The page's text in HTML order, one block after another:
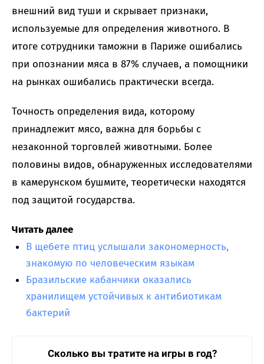
внешний вид туши и скрывает признаки,
используемые для определения животного. В
итоге сотрудники таможни в Париже ошибались
при опознании мяса в 87% случаев, а помощники
на рынках ошибались практически всегда.
Точность определения вида, которому
принадлежит мясо, важна для борьбы с
незаконной торговлей животными. Более
половины видов, обнаруженных исследователями
в камерунском бушмите, теоретически находятся
под защитой государства.
Читать далее
В щебете птиц услышали закономерность,
знакомую по человеческим языкам
Бразильские кабанчики оказались
хранилищем устойчивых к антибиотикам
бактерий
Сколько вы тратите на игры в год?